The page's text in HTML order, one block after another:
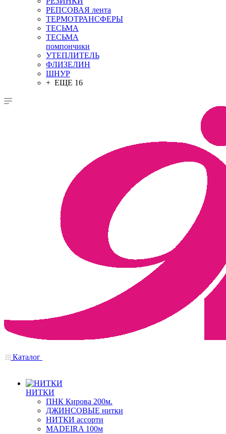
РЕПСОВАЯ лента
ТЕРМОТРАНСФЕРЫ
ТЕСЬМА
ТЕСЬМА
помпончики
УТЕПЛИТЕЛЬ
ФЛИЗЕЛИН
ШНУР
+ ЕЩЕ 16
Каталог
НИТКИ
ПНК Кирова 200м.
ДЖИНСОВЫЕ нитки
НИТКИ ассорти
MADEIRA 100м